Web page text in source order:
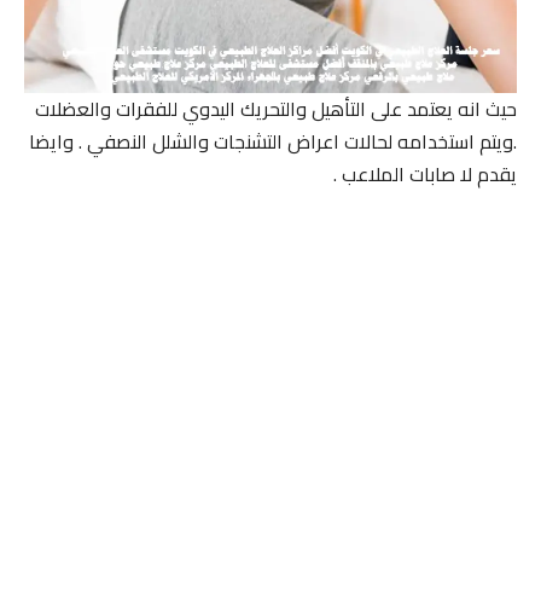
حيث انه يعتمد على التأهيل والتحريك اليدوي للفقرات والعضلات
.ويتم استخدامه لحالات اعراض التشنجات والشلل النصفي . وايضا
يقدم لا صابات الملاعب .